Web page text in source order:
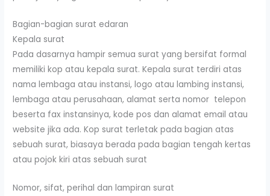
Bagian-bagian surat edaran
Kepala surat
Pada dasarnya hampir semua surat yang bersifat formal
memiliki kop atau kepala surat. Kepala surat terdiri atas
nama lembaga atau instansi, logo atau lambing instansi,
lembaga atau perusahaan, alamat serta nomor telepon
beserta fax instansinya, kode pos dan alamat email atau
website jika ada. Kop surat terletak pada bagian atas
sebuah surat, biasaya berada pada bagian tengah kertas
atau pojok kiri atas sebuah surat
Nomor, sifat, perihal dan lampiran surat